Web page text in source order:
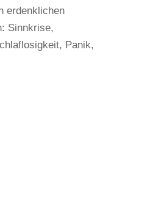
erdenklichen
Sinnkrise,
Panik,